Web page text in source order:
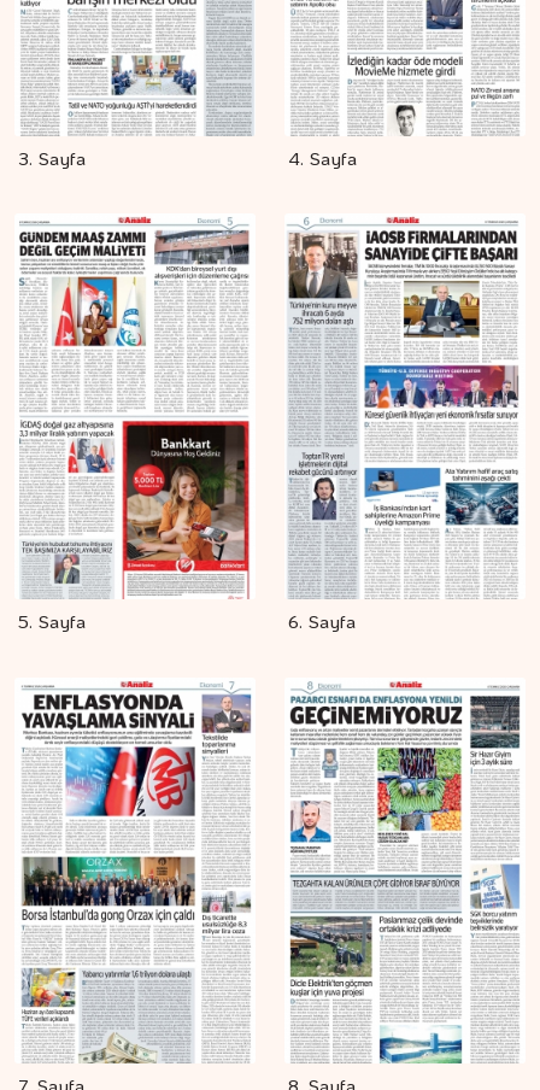
3. Sayfa 4. Sayfa
5. Sayfa 6. Sayfa
7. Sayfa 8. Sayfa